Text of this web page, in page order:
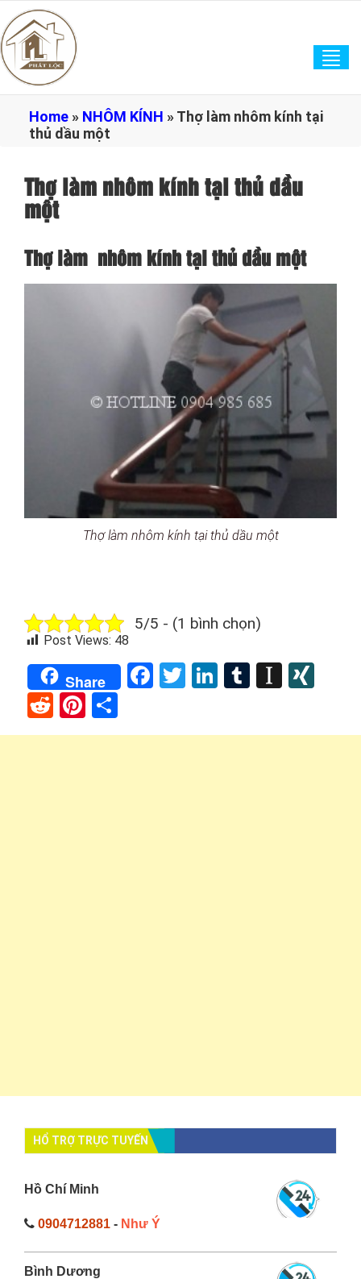
Home » NHÔM KÍNH »Thợ làm nhôm kính tại
thủ dầu một
Thợ làm nhôm kính tại thủ dầu
một
Thợ làm nhôm kính tại thủ dầu một
Thợ làm nhôm kính tại thủ dầu một
5/5 - (1 bình chọn)
Post Views: 48
Share Facebook
TwitterLinkedIn
Tumblr
RedditPinterest
HỔ TRỢ TRỰC TUYẾN
Hồ Chí Minh
0904712881 - Như Ý
Bình Dương